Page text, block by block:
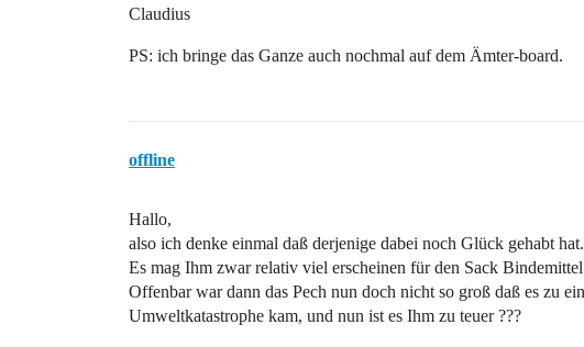
Claudius
PS: ich bringe das Ganze auch nochmal auf dem Ämter-board.
offline
Hallo,
also ich denke einmal daß derjenige dabei noch Glück gehabt hat.
Es mag Ihm zwar relativ viel erscheinen für den Sack
Offenbar war dann das Pech nun doch nicht so groß daß es zu
Umweltkatastrophe kam, und nun ist es Ihm zu teuer ???